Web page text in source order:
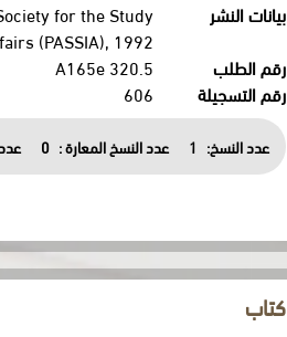
بيانات النشر
for the Study
(PASSIA), 1992.
رقم الطلب
320.5 A165e
رقم التسجيلة
606
عدد النسخ: 1 عدد النسخ المعارة : 0
كتاب